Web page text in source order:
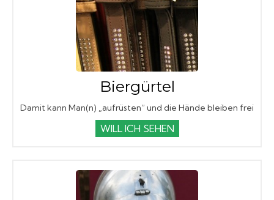
Biergürtel
Damit kann Man(n) „aufrüsten“ und die Hände bleiben frei
WILL ICH SEHEN